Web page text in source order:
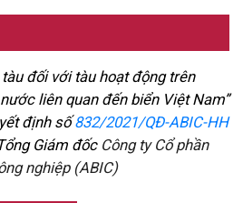
đối với tàu hoạt động trên
liên quan đến biển Việt Nam”
định số832/2021/QĐ-ABIC-HH
Giám đốc Công ty Cổ phần
nghiệp (ABIC)